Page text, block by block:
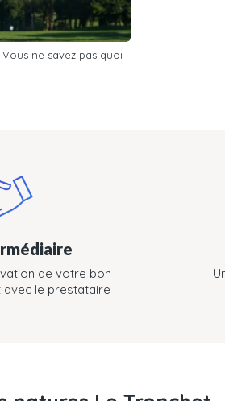
ne savez pas quoi
de votre bon
avec le prestataire